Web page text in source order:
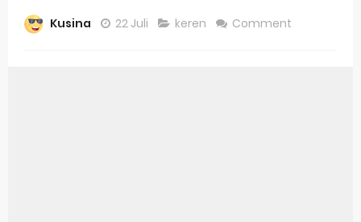
Kusina 22 Juli keren Comment